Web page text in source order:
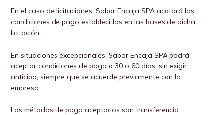
En el caso de licitaciones, Sabor Encaja SPA acatará las
condiciones de pago establecidas en las bases de dicha
licitación.
En situaciones excepcionales, Sabor Encaja SPA podrá
aceptar condiciones de pago a 30 o 60 días, sin exigir
anticipo, siempre que se acuerde previamente con la
empresa.
Los métodos de pago aceptados son transferencia